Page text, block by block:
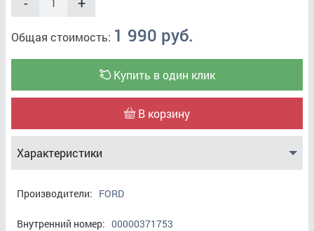
Общая стоимость: 1 990 руб.
Купить в один клик
В корзину
Характеристики
Производители: FORD
Внутренний номер: 00000371753